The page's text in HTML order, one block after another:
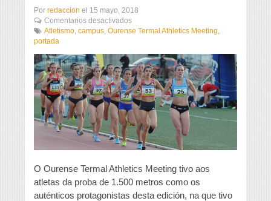
Por redaccion el 15 mayo, 2018
Comentarios desactivadosen
O
no
Meeting
Ourense
Termal
Atletismo, campus, Ourense Termal Athletics Meeting,
portada
O Ourense Termal Athletics Meeting tivo aos
atletas da proba de 1.500 metros como os
auténticos protagonistas desta edición, na que tivo